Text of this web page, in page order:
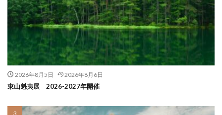
2026年8月5日 2026年8月6日
東山魁夷展 2026-2027年開催